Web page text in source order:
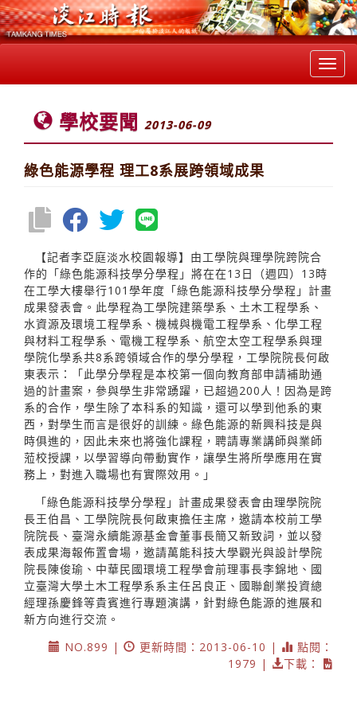
學校要聞 2013-06-09
綠色能源學程 理工8系展跨領域成果
【記者李亞庭淡水校園報導】由工學院與理學院跨院合
作的「綠色能源科技學分學程」將在在13日（週四）13時
在工學大樓舉行101學年度「綠色能源科技學分學程」計畫
成果發表會。此學程為工學院建築學系、土木工程學系、
水資源及環境工程學系、機械與機電工程學系、化學工程
與材料工程學系、電機工程學系、航空太空工程學系與理
學院化學系共8系跨領域合作的學分學程，工學院院長何啟
東表示：「此學分學程是本校第一個向教育部申請補助通
過的計畫案，參與學生非常踴躍，已超過200人！因為是跨
系的合作，學生除了本科系的知識，還可以學到他系的東
西，對學生而言是很好的訓練。綠色能源的新興科技是與
時俱進的，因此未來也將強化課程，聘請專業講師與業師
蒞校授課，以學習導向帶動實作，讓學生將所學應用在實
務上，對進入職場也有實際效用。」
「綠色能源科技學分學程」計畫成果發表會由理學院院
長王伯昌、工學院院長何啟東擔任主席，邀請本校前工學
院院長、臺灣永續能源基金會董事長簡又新致詞，並以發
表成果海報佈置會場，邀請萬能科技大學觀光與設計學院
院長陳俊瑜、中華民國環境工程學會前理事長李錦地、國
立臺灣大學土木工程學系系主任呂良正、國聯創業投資總
經理孫慶鋒等貴賓進行專題演講，針對綠色能源的進展和
新方向進行交流。
NO.899 |
更新時間：2013-06-10 |
點閱：
1979 |
下載：